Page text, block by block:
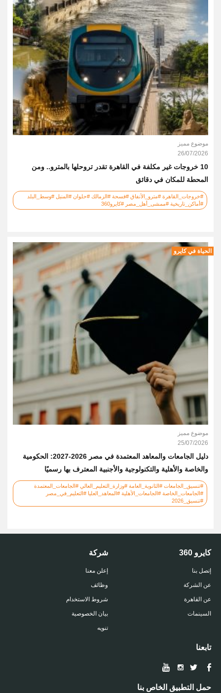
موضوع مميز
26/07/2026
10 خروجات غير مكلفة في القاهرة تقدر تروحلها بالمترو.. ومن
المحطة للمكان في دقائق
#خروجات_القاهرة #مترو_الأنفاق #فسحة #الزمالك #حلوان #المنيل #وسط_البلد
#أماكن_تاريخية #ممشى_أهل_مصر #كايرو360
الحياة في كايرو
موضوع مميز
25/07/2026
دليل الجامعات والمعاهد المعتمدة في مصر 2026-2027: الحكومية
والخاصة والأهلية والتكنولوجية والأجنبية المعترف بها رسميًا
#تنسيق_الجامعات #الثانوية_العامة #وزارة_التعليم_العالي #الجامعات_المعتمدة
#الجامعات_الخاصة #الجامعات_الأهلية #المعاهد_العليا #التعليم_في_مصر
#تنسيق_2026
كايرو 360
إتصل بنا
عن الشركة
عن القاهرة
السينمات
شركة
إعلن معنا
وظائف
شروط الاستخدام
بيان الخصوصية
تنويه
تابعنا
حمل التطبيق الخاص بنا